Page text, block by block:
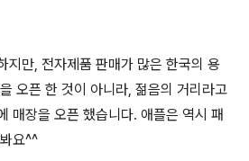
지만, 전자제품 판매가 많은 한국의 용
오픈 한 것이 아니라, 젊음의 거리라고
매장을 오픈 했습니다. 애플은 역시 패
요^^